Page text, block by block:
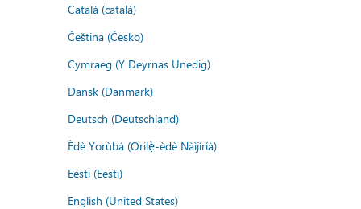
Català (català)
Čeština (Česko)
Cymraeg (Y Deyrnas Unedig)
Dansk (Danmark)
Deutsch (Deutschland)
Èdè Yorùbá (Orilẹ̀-èdè Nàìjíríà)
Eesti (Eesti)
English (United States)